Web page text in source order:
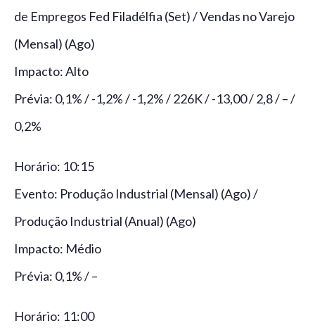
de Empregos Fed Filadélfia (Set) / Vendas no Varejo
(Mensal) (Ago)
Impacto: Alto
Prévia: 0,1% / -1,2% / -1,2% / 226K / -13,00 / 2,8 / – /
0,2%
Horário: 10:15
Evento: Produção Industrial (Mensal) (Ago) /
Produção Industrial (Anual) (Ago)
Impacto: Médio
Prévia: 0,1% / –
Horário: 11:00